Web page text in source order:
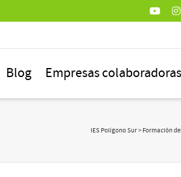
Blog Empresas colaboradoras
IES Polígono Sur> Formación